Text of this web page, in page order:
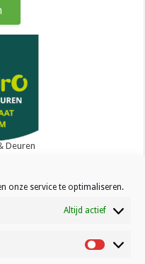
onze service te optimaliseren.
Altijd actief
Statistisch
Deuren